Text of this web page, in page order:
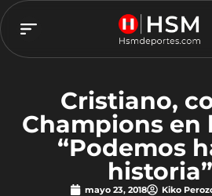
Cristiano,
Champions en
“Podemos
historia”
mayo 23, 2018 Kiko